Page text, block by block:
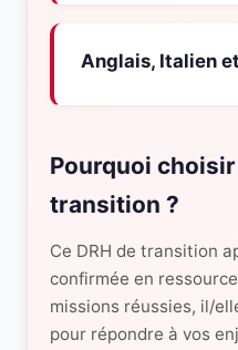
Anglais, Italien
Pourquoi
transition ?
Ce DRH de transition
confirmée en
missions réussies, il/
pour répondre à vos